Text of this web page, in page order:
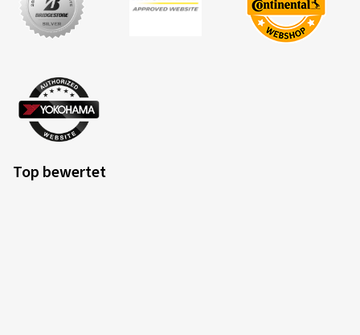
Top bewertet